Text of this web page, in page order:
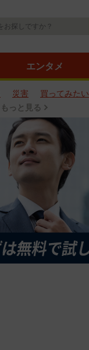
エンタメ
災害 買ってみたい
もっと見る